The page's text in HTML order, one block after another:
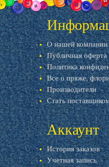
О нашей компании
Публичная оферта
Политика
Все о пряже,
Производители
Стать
Аккаунт
История заказов
Учетная запись